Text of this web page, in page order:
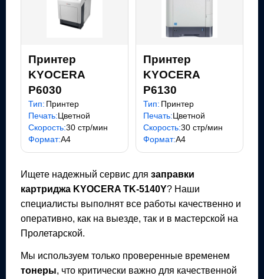
Принтер
KYOCERA
P6030
Тип: Принтер
Печать:Цветной
Скорость:30 стр/мин
Формат:A4
Принтер
KYOCERA
P6130
Тип: Принтер
Печать:Цветной
Скорость:30 стр/мин
Формат:A4
Ищете надежный сервис для заправки
картриджа KYOCERA TK-5140Y? Наши
специалисты выполнят все работы качественно и
оперативно, как на выезде, так и в мастерской на
Пролетарской.
Мы используем только проверенные временем
тонеры, что критически важно для качественной